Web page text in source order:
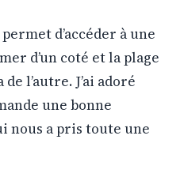
d’accéder à une
d’un coté et la plage
l’autre. J’ai adoré
une bonne
nous a pris toute une